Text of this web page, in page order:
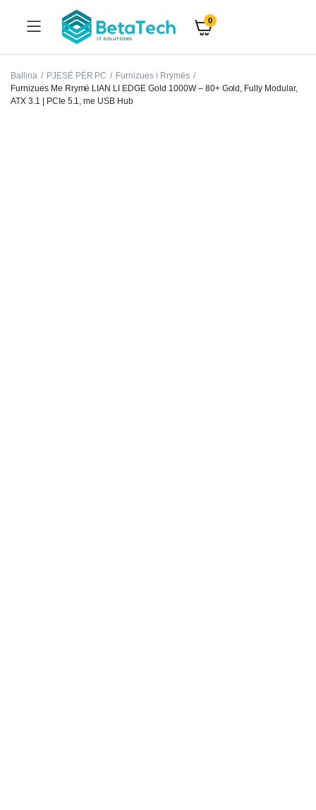
0
Ballina PJESË PËR PC
Furnizues i Rrymës
Furnizues Me Rrymë LIAN LI EDGE Gold 1000W – 80+ Gold, Fully Modular,
ATX 3.1 | PCIe 5.1, me USB Hub